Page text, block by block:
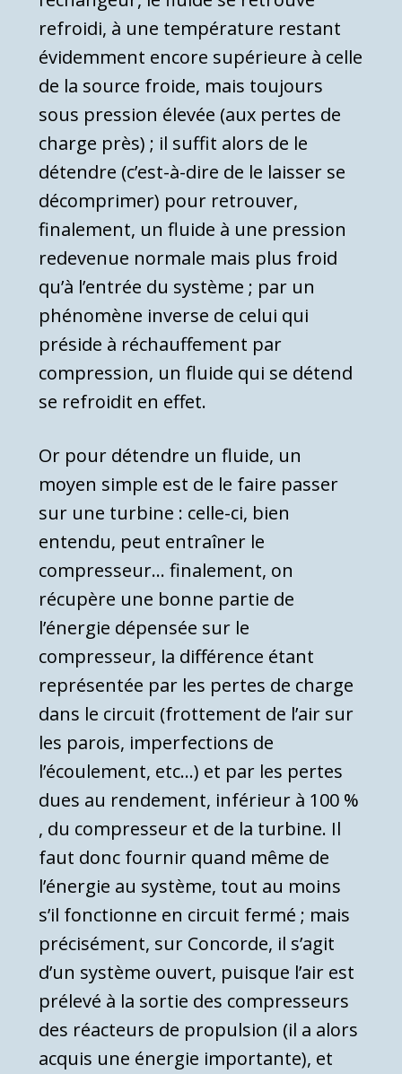
refroidi, à une température restant
évi­demment encore supérieure à celle
de la source froide, mais toujours
sous pression élevée (aux per­tes de
charge près) ; il suffit alors de le
détendre (c’est-à-dire de le laisser se
décomprimer) pour re­trouver,
finalement, un fluide à une pression
rede­venue normale mais plus froid
qu’à l’entrée du sys­tème ; par un
phénomène inverse de celui qui
préside à réchauffement par
compression, un fluide qui se détend
se refroidit en effet.
Or pour détendre un fluide, un
moyen simple est de le faire passer
sur une turbine : celle-ci, bien
entendu, peut entraîner le
compresseur… finalement, on
récupère une bonne partie de
l’énergie dépensée sur le
compresseur, la différence étant
représentée par les pertes de charge
dans le circuit (frottement de l’air sur
les parois, imperfections de
l’écoulement, etc…) et par les pertes
dues au rendement, inférieur à 100 %
, du compresseur et de la turbine. Il
faut donc fournir quand même de
l’énergie au système, tout au moins
s’il fonctionne en circuit fermé ; mais
précisément, sur Concorde, il s’agit
d’un système ouvert, puisque l’air est
prélevé à la sortie des compresseurs
des réacteurs de propulsion (il a alors
acquis une énergie importante), et